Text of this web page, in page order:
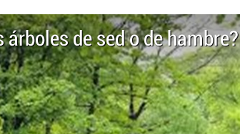
de sed o de hambre?